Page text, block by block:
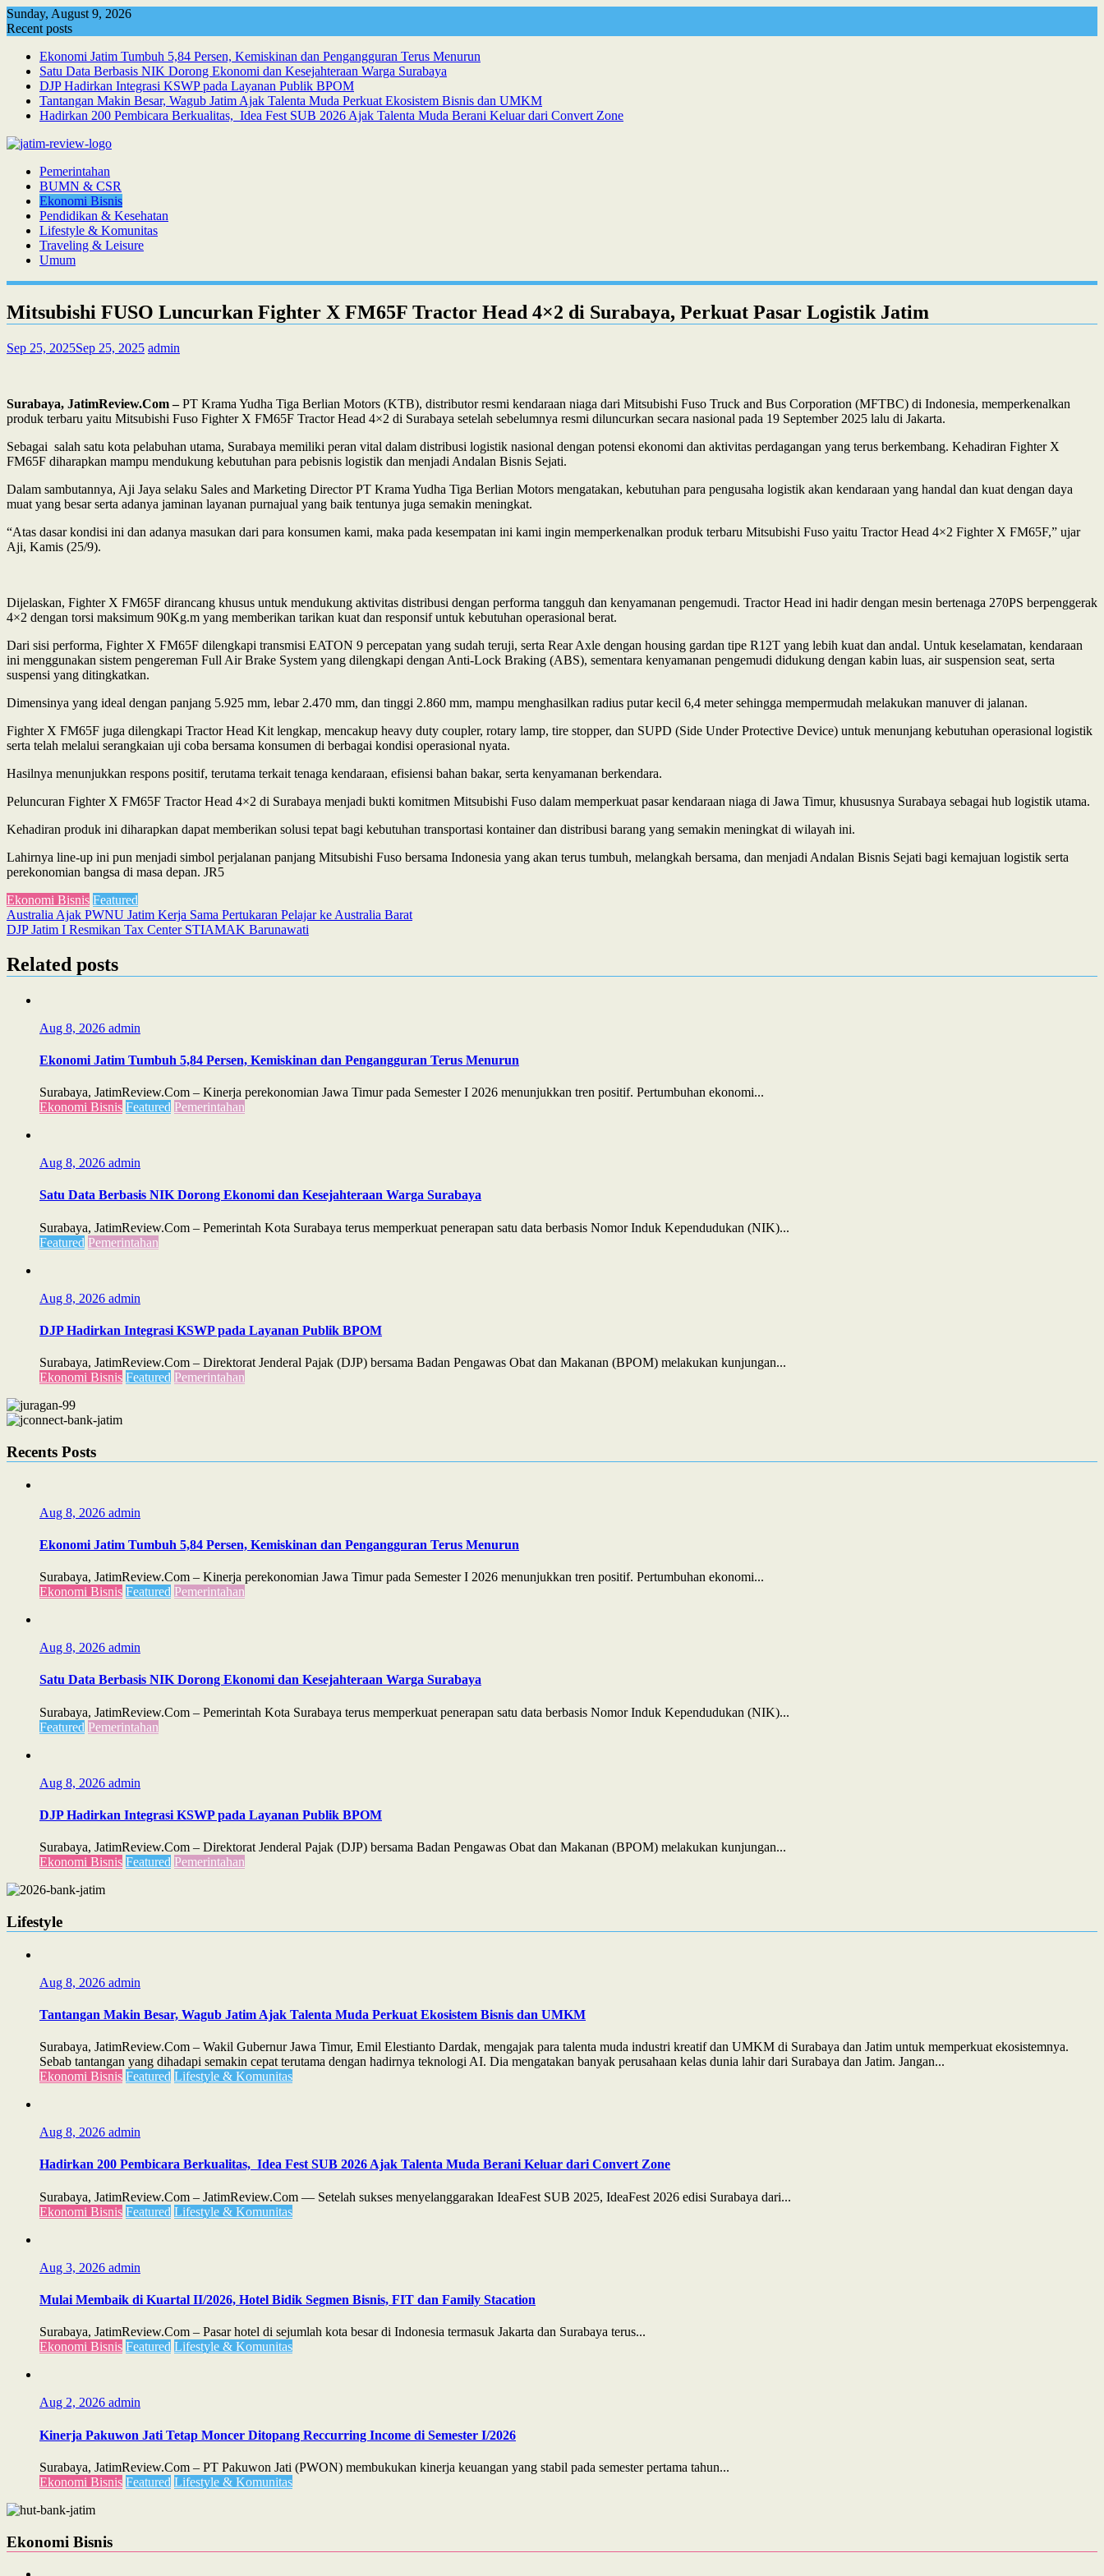
Skip
to
Sunday, August 9, 2026
Recent posts
Ekonomi Jatim Tumbuh 5,84 Persen, Kemiskinan dan Pengangguran Terus Menurun
Satu Data Berbasis NIK Dorong Ekonomi dan Kesejahteraan Warga Surabaya
DJP Hadirkan Integrasi KSWP pada Layanan Publik BPOM
Tantangan Makin Besar, Wagub Jatim Ajak Talenta Muda Perkuat Ekosistem Bisnis dan UMKM
Hadirkan 200 Pembicara Berkualitas, Idea Fest SUB 2026 Ajak Talenta Muda Berani Keluar dari Convert Zone
Pemerintahan
BUMN & CSR
Ekonomi Bisnis
Pendidikan & Kesehatan
Lifestyle & Komunitas
Traveling & Leisure
Umum
Mitsubishi FUSO Luncurkan Fighter X FM65F Tractor Head 4×2 di Surabaya, Perkuat Pasar Logistik Jatim
Sep 25, 2025Sep 25, 2025 admin
Surabaya, JatimReview.Com –PT Krama Yudha Tiga Berlian Motors (KTB), distributor resmi kendaraan niaga dari Mitsubishi Fuso Truck and Bus Corporation (MFTBC) di Indonesia, memperkenalkan
produk terbaru yaitu Mitsubishi Fuso Fighter X FM65F Tractor Head 4×2 di Surabaya setelah sebelumnya resmi diluncurkan secara nasional pada 19 September 2025 lalu di Jakarta.
Sebagai salah satu kota pelabuhan utama, Surabaya memiliki peran vital dalam distribusi logistik nasional dengan potensi ekonomi dan aktivitas perdagangan yang terus berkembang. Kehadiran Fighter X
FM65F diharapkan mampu mendukung kebutuhan para pebisnis logistik dan menjadi Andalan Bisnis Sejati.
Dalam sambutannya, Aji Jaya selaku Sales and Marketing Director PT Krama Yudha Tiga Berlian Motors mengatakan, kebutuhan para pengusaha logistik akan kendaraan yang handal dan kuat dengan daya
muat yang besar serta adanya jaminan layanan purnajual yang baik tentunya juga semakin meningkat.
“Atas dasar kondisi ini dan adanya masukan dari para konsumen kami, maka pada kesempatan ini kami ingin memperkenalkan produk terbaru Mitsubishi Fuso yaitu Tractor Head 4×2 Fighter X FM65F,” ujar
Aji, Kamis (25/9).
Dijelaskan, Fighter X FM65F dirancang khusus untuk mendukung aktivitas distribusi dengan performa tangguh dan kenyamanan pengemudi. Tractor Head ini hadir dengan mesin bertenaga 270PS berpenggerak
4×2 dengan torsi maksimum 90Kg.m yang memberikan tarikan kuat dan responsif untuk kebutuhan operasional berat.
Dari sisi performa, Fighter X FM65F dilengkapi transmisi EATON 9 percepatan yang sudah teruji, serta Rear Axle dengan housing gardan tipe R12T yang lebih kuat dan andal. Untuk keselamatan, kendaraan
ini menggunakan sistem pengereman Full Air Brake System yang dilengkapi dengan Anti-Lock Braking (ABS), sementara kenyamanan pengemudi didukung dengan kabin luas, air suspension seat, serta
suspensi yang ditingkatkan.
Dimensinya yang ideal dengan panjang 5.925 mm, lebar 2.470 mm, dan tinggi 2.860 mm, mampu menghasilkan radius putar kecil 6,4 meter sehingga mempermudah melakukan manuver di jalanan.
Fighter X FM65F juga dilengkapi Tractor Head Kit lengkap, mencakup heavy duty coupler, rotary lamp, tire stopper, dan SUPD (Side Under Protective Device) untuk menunjang kebutuhan operasional logistik
serta telah melalui serangkaian uji coba bersama konsumen di berbagai kondisi operasional nyata.
Hasilnya menunjukkan respons positif, terutama terkait tenaga kendaraan, efisiensi bahan bakar, serta kenyamanan berkendara.
Peluncuran Fighter X FM65F Tractor Head 4×2 di Surabaya menjadi bukti komitmen Mitsubishi Fuso dalam memperkuat pasar kendaraan niaga di Jawa Timur, khususnya Surabaya sebagai hub logistik utama.
Kehadiran produk ini diharapkan dapat memberikan solusi tepat bagi kebutuhan transportasi kontainer dan distribusi barang yang semakin meningkat di wilayah ini.
Lahirnya line-up ini pun menjadi simbol perjalanan panjang Mitsubishi Fuso bersama Indonesia yang akan terus tumbuh, melangkah bersama, dan menjadi Andalan Bisnis Sejati bagi kemajuan logistik serta
perekonomian bangsa di masa depan. JR5
Ekonomi Bisnis Featured
Post
navigation
Australia Ajak PWNU Jatim Kerja Sama Pertukaran Pelajar ke Australia Barat
DJP Jatim I Resmikan Tax Center STIAMAK Barunawati
Related posts
Aug 8, 2026 admin
Ekonomi Jatim Tumbuh 5,84 Persen, Kemiskinan dan Pengangguran Terus Menurun
Surabaya, JatimReview.Com – Kinerja perekonomian Jawa Timur pada Semester I 2026 menunjukkan tren positif. Pertumbuhan ekonomi...
Ekonomi Bisnis Featured Pemerintahan
Aug 8, 2026 admin
Satu Data Berbasis NIK Dorong Ekonomi dan Kesejahteraan Warga Surabaya
Surabaya, JatimReview.Com – Pemerintah Kota Surabaya terus memperkuat penerapan satu data berbasis Nomor Induk Kependudukan (NIK)...
Featured Pemerintahan
Aug 8, 2026 admin
DJP Hadirkan Integrasi KSWP pada Layanan Publik BPOM
Surabaya, JatimReview.Com – Direktorat Jenderal Pajak (DJP) bersama Badan Pengawas Obat dan Makanan (BPOM) melakukan kunjungan...
Ekonomi Bisnis Featured Pemerintahan
Recents Posts
Aug 8, 2026 admin
Ekonomi Jatim Tumbuh 5,84 Persen, Kemiskinan dan Pengangguran Terus Menurun
Surabaya, JatimReview.Com – Kinerja perekonomian Jawa Timur pada Semester I 2026 menunjukkan tren positif. Pertumbuhan ekonomi...
Ekonomi Bisnis Featured Pemerintahan
Aug 8, 2026 admin
Satu Data Berbasis NIK Dorong Ekonomi dan Kesejahteraan Warga Surabaya
Surabaya, JatimReview.Com – Pemerintah Kota Surabaya terus memperkuat penerapan satu data berbasis Nomor Induk Kependudukan (NIK)...
Featured Pemerintahan
Aug 8, 2026 admin
DJP Hadirkan Integrasi KSWP pada Layanan Publik BPOM
Surabaya, JatimReview.Com – Direktorat Jenderal Pajak (DJP) bersama Badan Pengawas Obat dan Makanan (BPOM) melakukan kunjungan...
Ekonomi Bisnis Featured Pemerintahan
Lifestyle
Aug 8, 2026 admin
Tantangan Makin Besar, Wagub Jatim Ajak Talenta Muda Perkuat Ekosistem Bisnis dan UMKM
Surabaya, JatimReview.Com – Wakil Gubernur Jawa Timur, Emil Elestianto Dardak, mengajak para talenta muda industri kreatif dan UMKM di Surabaya dan Jatim untuk memperkuat ekosistemnya.
Sebab tantangan yang dihadapi semakin cepat terutama dengan hadirnya teknologi AI. Dia mengatakan banyak perusahaan kelas dunia lahir dari Surabaya dan Jatim. Jangan...
Ekonomi Bisnis Featured Lifestyle & Komunitas
Aug 8, 2026 admin
Hadirkan 200 Pembicara Berkualitas, Idea Fest SUB 2026 Ajak Talenta Muda Berani Keluar dari Convert Zone
Surabaya, JatimReview.Com – JatimReview.Com — Setelah sukses menyelanggarakan IdeaFest SUB 2025, IdeaFest 2026 edisi Surabaya dari...
Ekonomi Bisnis Featured Lifestyle & Komunitas
Aug 3, 2026 admin
Mulai Membaik di Kuartal II/2026, Hotel Bidik Segmen Bisnis, FIT dan Family Stacation
Surabaya, JatimReview.Com – Pasar hotel di sejumlah kota besar di Indonesia termasuk Jakarta dan Surabaya terus...
Ekonomi Bisnis Featured Lifestyle & Komunitas
Aug 2, 2026 admin
Kinerja Pakuwon Jati Tetap Moncer Ditopang Reccurring Income di Semester I/2026
Surabaya, JatimReview.Com – PT Pakuwon Jati (PWON) membukukan kinerja keuangan yang stabil pada semester pertama tahun...
Ekonomi Bisnis Featured Lifestyle & Komunitas
Ekonomi Bisnis